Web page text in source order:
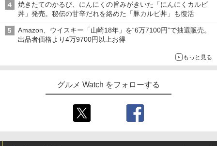
焼きたてのかるび、にんにくの旨みがきいた「にんにくカルビ
丼」発売。秘伝の甘辛だれを絡めた「豚カルビ丼」も復活
Amazon、ウイスキー「山崎18年」を“6万7100円”で抽選販売。
出品者価格より4万9700円以上お得
もっと見る
グルメ Watch をフォローする